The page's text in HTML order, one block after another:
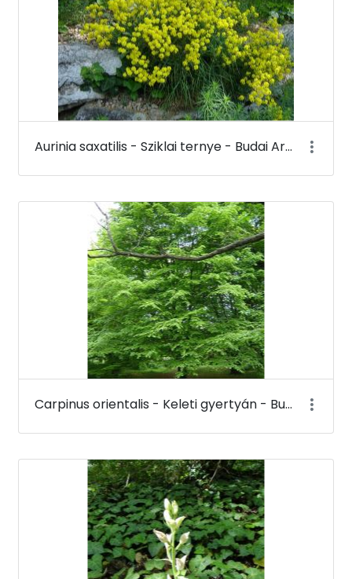
Aurinia saxatilis - Sziklai ternye - Budai Arborétum
Carpinus orientalis - Keleti gyertyán - Budai Arborétum